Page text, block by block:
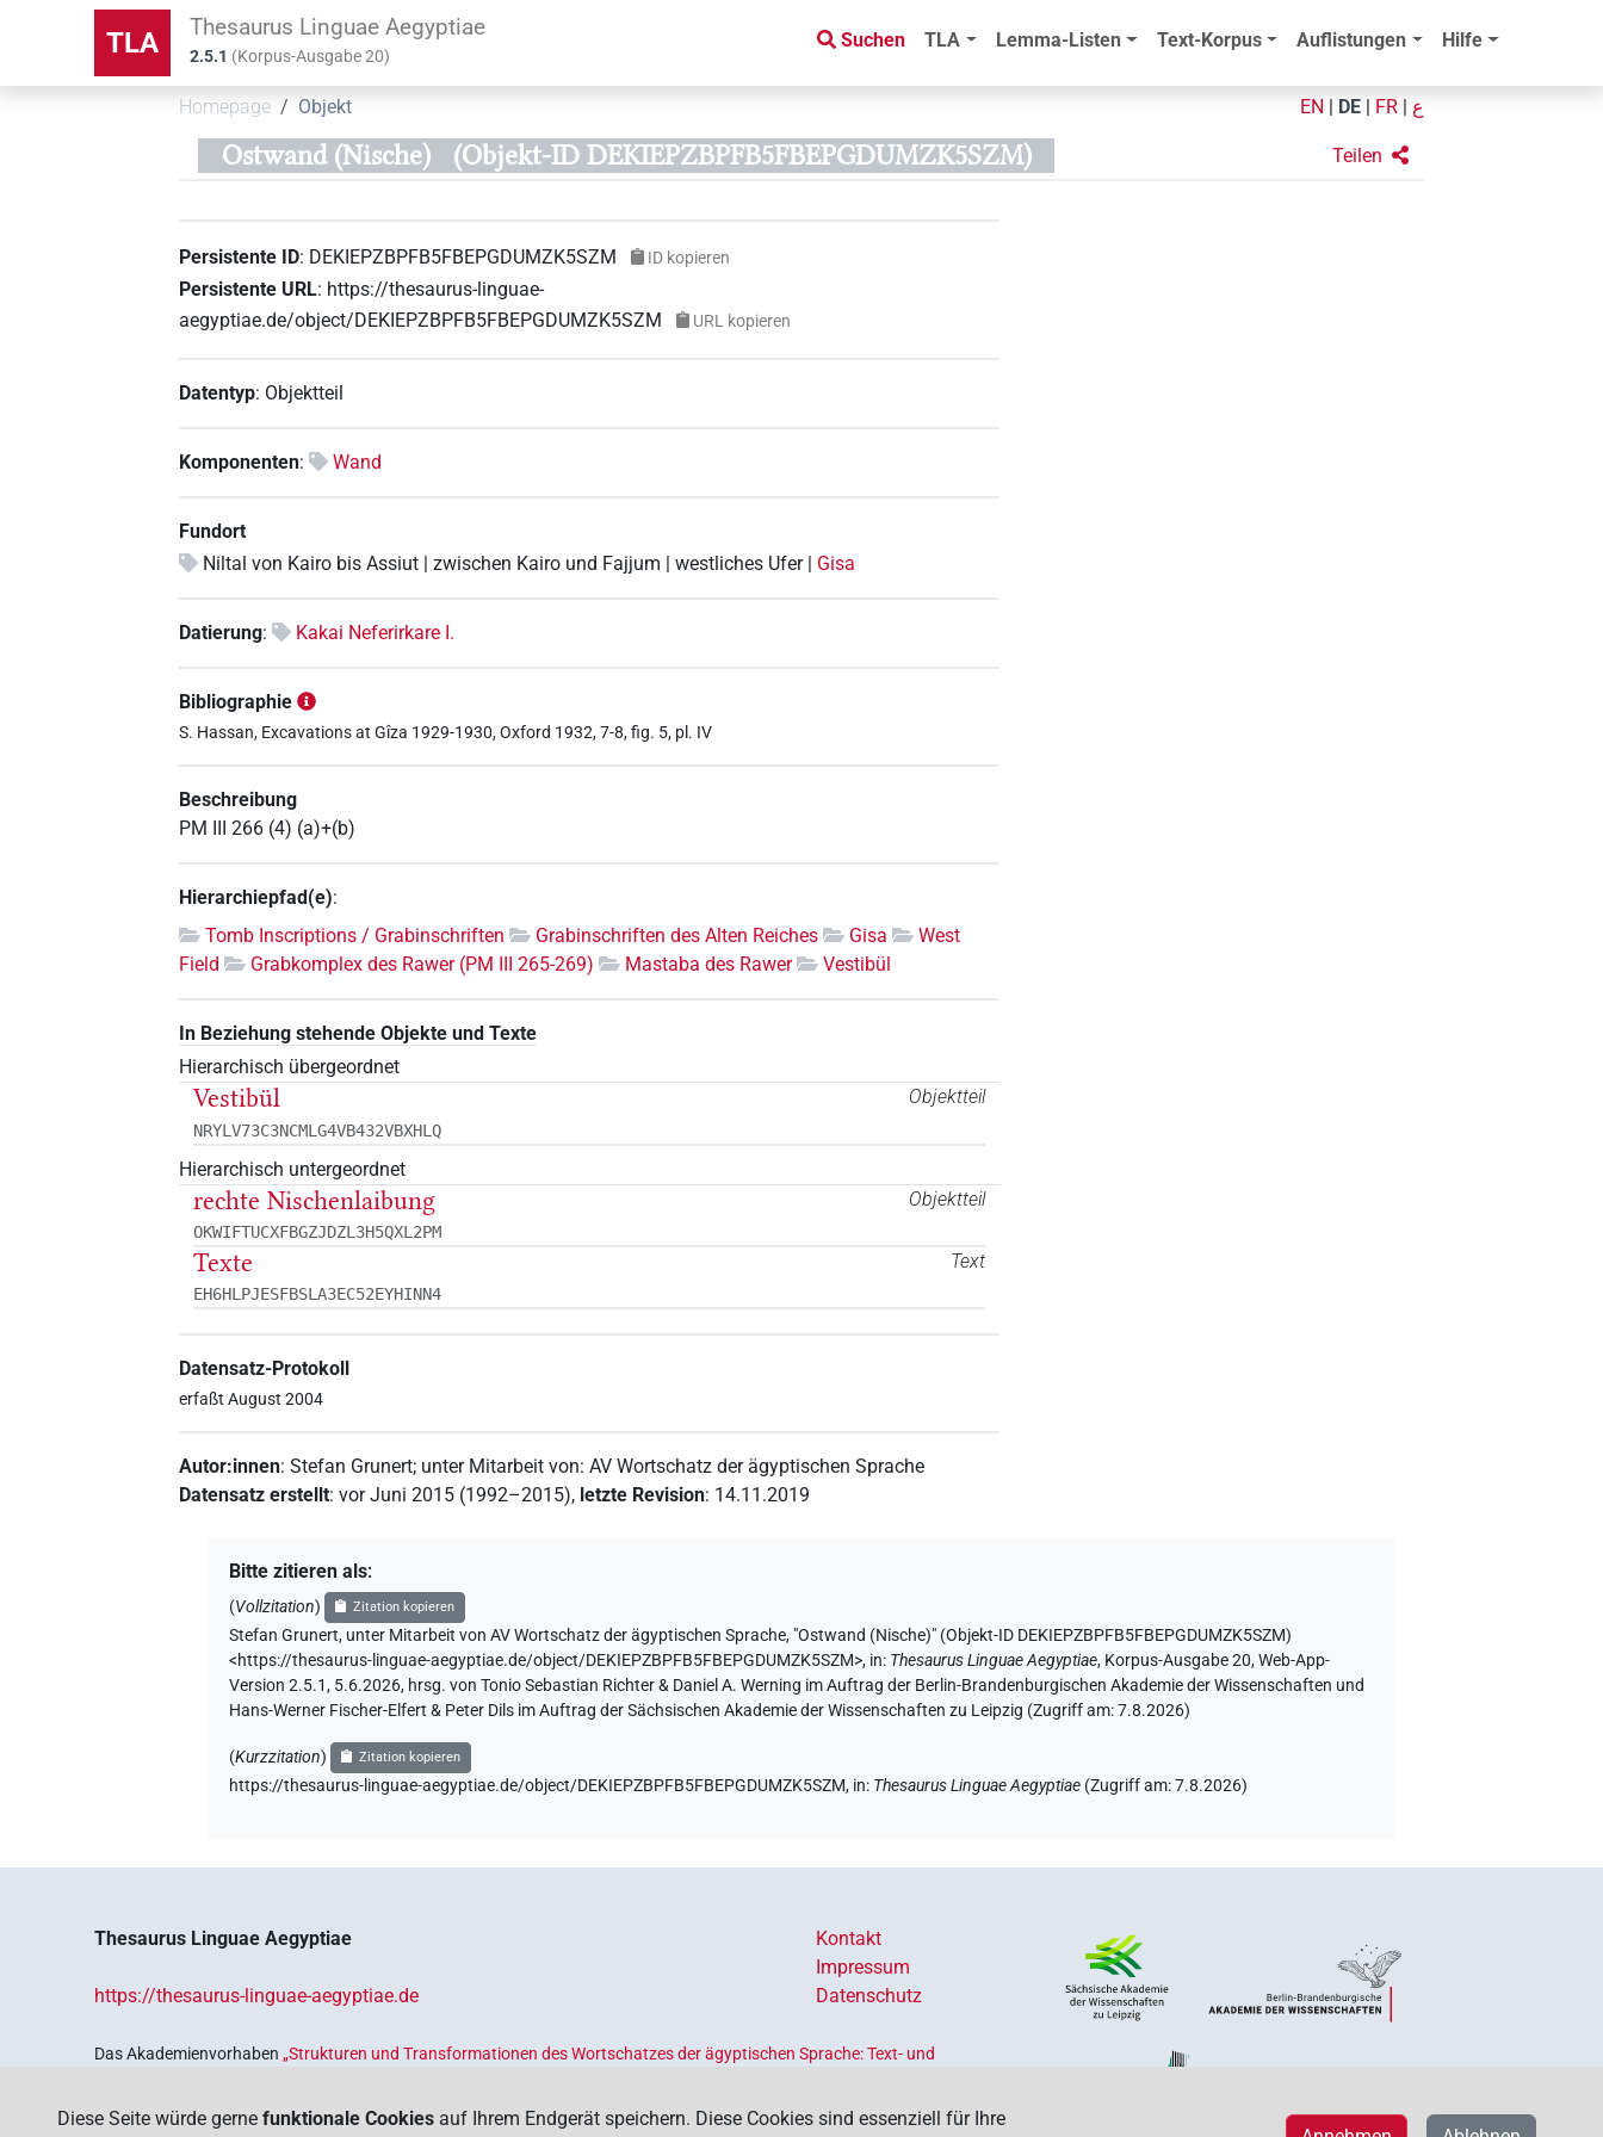
TLA Thesaurus Linguae Aegyptiae
2.5.1 (Korpus-Ausgabe20)
Suchen TLA Lemma-Listen Text-Korpus Auflistungen Hilfe
Homepage Objekt EN DE FR ع
Ostwand (Nische) (Objekt-ID DEKIEPZBPFB5FBEPGDUMZK5SZM) Teilen
Persistente ID: DEKIEPZBPFB5FBEPGDUMZK5SZM ID kopieren
Persistente URL: https://thesaurus-linguae-
aegyptiae.de/object/DEKIEPZBPFB5FBEPGDUMZK5SZM
URL kopieren
Datentyp: Objektteil
Komponenten: Wand
Fundort
Niltal von Kairo bis Assiut | zwischen Kairo und Fajjum | westliches Ufer | Gisa
Datierung: Kakai Neferirkare I.
Bibliographie
S. Hassan, Excavations at Gîza 1929-1930, Oxford 1932, 7-8, fig. 5, pl. IV
Beschreibung
PM III 266 (4) (a)+(b)
Hierarchiepfad(e):
Tomb Inscriptions / Grabinschriften
Grabinschriften des Alten Reiches Gisa
West
Field
Grabkomplex des Rawer (PM III 265-269) Mastaba des Rawer Vestibül
In Beziehung stehende Objekte und Texte
Hierarchisch übergeordnet
Objektteil
Vestibül
NRYLV73C3NCMLG4VB432VBXHLQ
Hierarchisch untergeordnet
Objektteil
rechte Nischenlaibung
OKWIFTUCXFBGZJDZL3H5QXL2PM
Text
Texte
EH6HLPJESFBSLA3EC52EYHINN4
Datensatz-Protokoll
erfaßt August 2004
Autor:innen:Stefan Grunert; unter Mitarbeit von:AV Wortschatz der ägyptischen Sprache
Datensatz erstellt:vor Juni 2015 (1992–2015), letzte Revision: 14.11.2019
Bitte zitieren als:
(Vollzitation) Zitation kopieren
Stefan Grunert, unter Mitarbeit von AV Wortschatz der ägyptischen Sprache, "Ostwand (Nische)" (Objekt-ID DEKIEPZBPFB5FBEPGDUMZK5SZM)
<https://thesaurus-linguae-aegyptiae.de/object/DEKIEPZBPFB5FBEPGDUMZK5SZM>, in: Thesaurus Linguae Aegyptiae, Korpus-Ausgabe 20, Web-App-
Version 2.5.1, 5.6.2026, hrsg. von Tonio Sebastian Richter & Daniel A. Werning im Auftrag der Berlin-Brandenburgischen Akademie der Wissenschaften und
Hans-Werner Fischer-Elfert & Peter Dils im Auftrag der Sächsischen Akademie der Wissenschaften zu Leipzig (Zugriff am:7.8.2026)
(Kurzzitation) Zitation kopieren
https://thesaurus-linguae-aegyptiae.de/object/DEKIEPZBPFB5FBEPGDUMZK5SZM, in: Thesaurus Linguae Aegyptiae (Zugriff am:7.8.2026)
Thesaurus Linguae Aegyptiae
https://thesaurus-linguae-aegyptiae.de
Kontakt
Impressum
Datenschutz
Das Akademienvorhaben„Strukturen und Transformationen des Wortschatzes der ägyptischen Sprache: Text- und
Deutschen Akademien der Wissenschaften.
Diese Seite würde gerne funktionale Cookies auf Ihrem Endgerät speichern. Diese Cookies sind essenziell für Ihre